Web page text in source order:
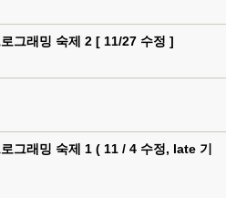
그래밍 숙제 2 [ 11/27 수정 ]
그래밍 숙제 1 ( 11 / 4 수정, late 기